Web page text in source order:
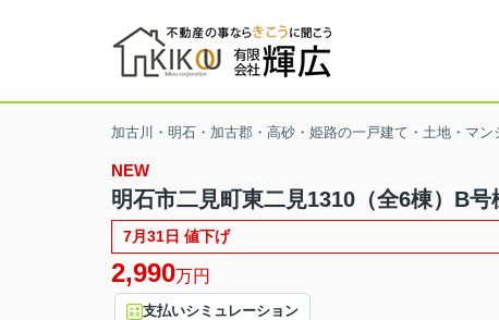
加古川・明石・加古郡・高砂・姫路の一戸建て・土地・マ
NEW
明石市二見町東二見1310（全6棟）B号
7月31日 値下げ
2,990万円
支払いシミュレーション